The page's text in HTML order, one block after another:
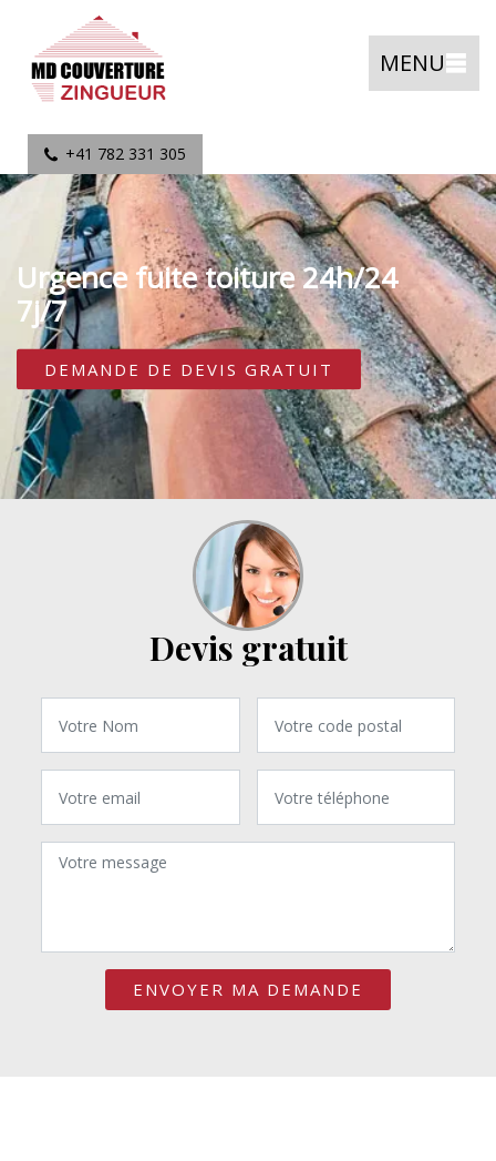
MENU
+41 782 331 305
Urgence fuite toiture 24h/24
7j/7
DEMANDE DE DEVIS GRATUIT
Devis gratuit